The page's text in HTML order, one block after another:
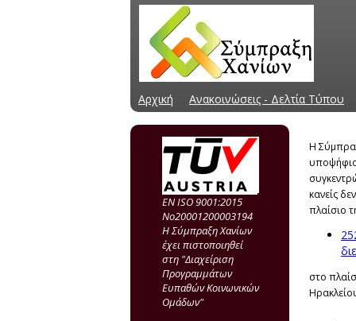
Αρχική Ανακοινώσεις - Δελτία Τύπου
EN ISO 9001:2015
Νo20001200003194
Η Σύμπραξη Χανίων
έχει πιστοποιηθεί
στη "Διαχείριση
Προγραμμάτων
Ευπαθών Κοινωνικών
Ομάδων"
Η
κανείς
πλαίσιο
στο